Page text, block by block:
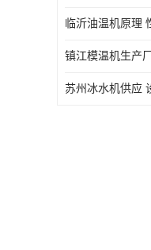
苏州冰水机供应